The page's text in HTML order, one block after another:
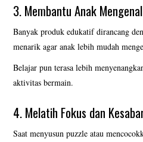
3. Membantu Anak
Banyak produk edukatif dirancang
menarik agar anak lebih mudah
Belajar pun terasa lebih
aktivitas bermain.
4. Melatih Fokus dan
Saat menyusun puzzle atau